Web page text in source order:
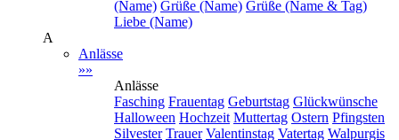
(Name) Grüße (Name) Grüße (Name & Tag)
Liebe (Name)
A
Anlässe
»»
Anlässe
Fasching Frauentag Geburtstag Glückwünsche
Halloween Hochzeit Muttertag Ostern Pfingsten
Silvester Trauer Valentinstag Vatertag Walpurgis